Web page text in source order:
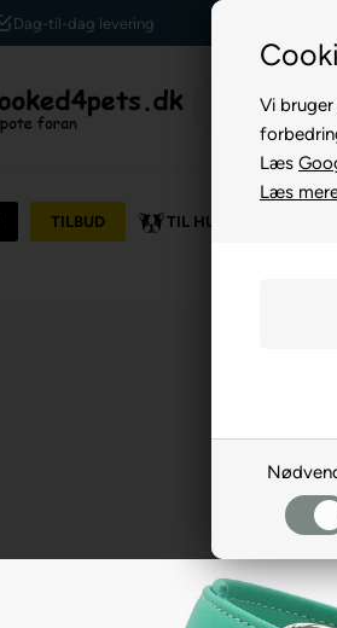
Vi
Læs
Læs
Kundeservice +45 7174 3600
TILBUD TIL HUND